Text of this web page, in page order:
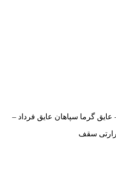
گرما سپاهان عایق فرداد –
سقف